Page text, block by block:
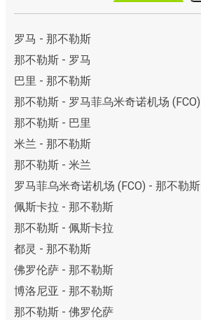
罗马 - 那不勒斯
那不勒斯 - 罗马
巴里 - 那不勒斯
那不勒斯 - 罗马菲乌米奇诺机场 (FCO)
那不勒斯 - 巴里
米兰 - 那不勒斯
那不勒斯 - 米兰
罗马菲乌米奇诺机场 (FCO) - 那不勒斯
佩斯卡拉 - 那不勒斯
那不勒斯 - 佩斯卡拉
都灵 - 那不勒斯
佛罗伦萨 - 那不勒斯
博洛尼亚 - 那不勒斯
那不勒斯 - 佛罗伦萨